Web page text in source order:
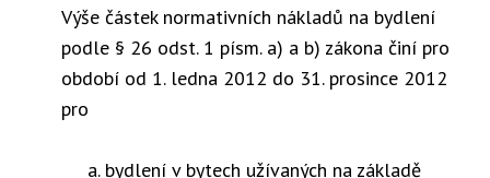
Výše částek normativních nákladů na bydlení
podle § 26 odst. 1 písm. a) a b) zákona činí pro
období od 1. ledna 2012 do 31. prosince 2012
pro
bydlení v bytech užívaných na základě